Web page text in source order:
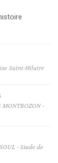
Saint-Hilaire
MONTBOZON -
- Stade de